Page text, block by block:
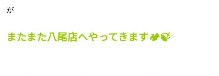
が
またまた八尾店へやってきます🏕️🍃